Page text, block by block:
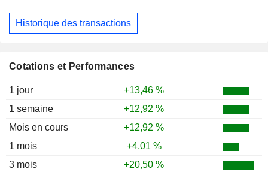
Cotations et Performances
1 jour
+13,46 %
1 semaine
+12,92 %
Mois en cours
+12,92 %
1 mois
+4,01 %
3 mois
+20,50 %
Historique des transactions